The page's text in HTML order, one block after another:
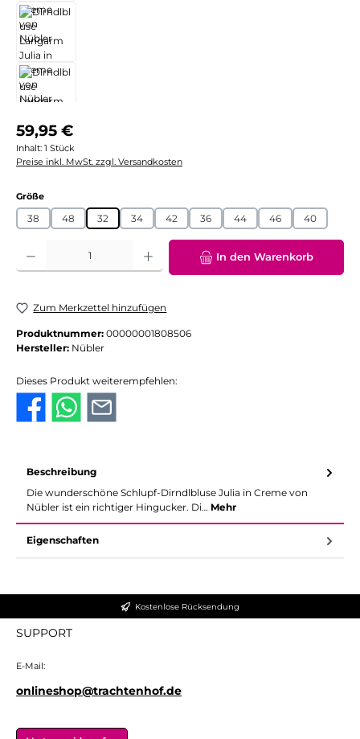
Regulärer Preis:
59,95 €
Inhalt: 1 Stück
Preise inkl. MwSt. zzgl. Versandkosten
Größeauswählen
38 48 32 34 42 36 44 46 40
Produkt Anzahl: Gib den gewünschten Wert ein oder benutze die
In den Warenkorb
Zum Merkzettel hinzufügen
Produktnummer: 00000001808506
Hersteller: Nübler
Dieses Produkt weiterempfehlen:
Beschreibung
Die wunderschöne Schlupf-Dirndlbluse Julia in Creme von
Nübler ist ein richtiger Hingucker. Di… Mehr
Eigenschaften
Kostenlose Rücksendung
SUPPORT
E-Mail:
onlineshop@trachtenhof.de